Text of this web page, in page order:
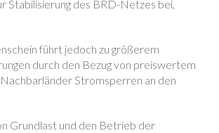
Stabilisierung des BRD-Netzes bei,
führt jedoch zu größerem
durch den Bezug von preiswertem
Stromsperren an den
Grundlast und den Betrieb der